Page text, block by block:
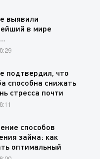
выявили
в мире
подтвердил, что
способна снижать
стресса почти
способов
займа: как
оптимальный